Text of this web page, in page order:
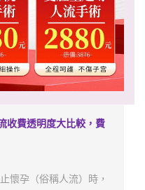
收費透明度大比較，費
懷孕（俗稱人流）時，